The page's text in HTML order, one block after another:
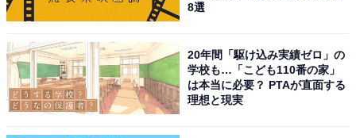
8選
20年間「駆け込み実績ゼロ」の
学校も…「こども110番の家」
は本当に必要？ PTAが直面する
理想と現実